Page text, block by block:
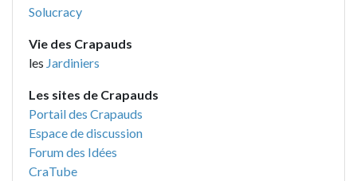
Solucracy
Vie des Crapauds
les Jardiniers
Les sites de Crapauds
Portail des Crapauds
Espace de discussion
Forum des Idées
CraTube